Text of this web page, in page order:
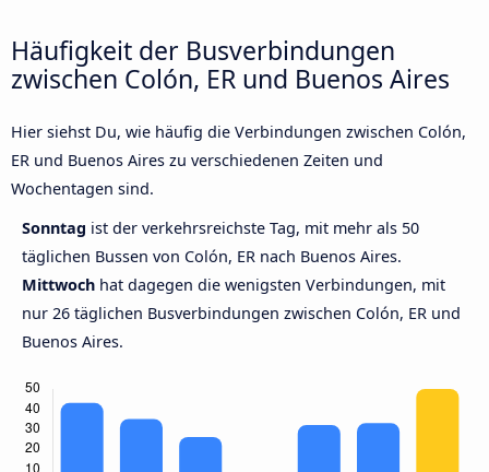
Häufigkeit der Busverbindungen
zwischen Colón, ER und Buenos Aires
Hier siehst Du, wie häufig die Verbindungen zwischen Colón,
ER und Buenos Aires zu verschiedenen Zeiten und
Wochentagen sind.
Sonntag ist der verkehrsreichste Tag, mit mehr als 50
täglichen Bussen von Colón, ER nach Buenos Aires.
Mittwoch hat dagegen die wenigsten Verbindungen, mit
nur 26 täglichen Busverbindungen zwischen Colón, ER und
Buenos Aires.